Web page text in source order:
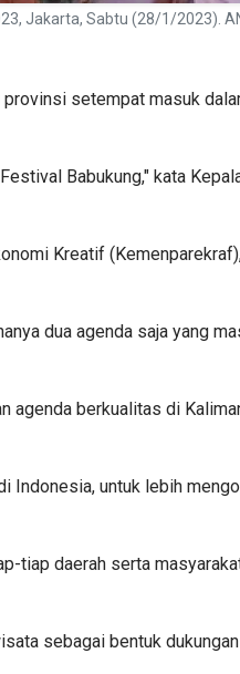
Jakarta, Sabtu (28/1/2023).
setempat masuk
Babukung," kata
Kreatif
dua agenda saja yang
agenda berkualitas di
Indonesia, untuk lebih
tiap daerah serta
sebagai bentuk